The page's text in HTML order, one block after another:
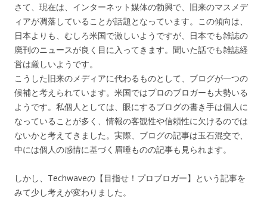
さて、現在は、インターネット媒体の勃興で、旧来のマスメデ
ィアが凋落していることが話題となっています。この傾向は、
日本よりも、むしろ米国で激しいようですが、日本でも雑誌の
廃刊のニュースが良く目に入ってきます。聞いた話でも雑誌経
営は厳しいようです。
こうした旧来のメディアに代わるものとして、ブログが一つの
候補と考えられています。米国ではプロのブロガーも大勢いる
ようです。私個人としては、眼にするブログの書き手は個人に
なっていることが多く、情報の客観性や信頼性に欠けるのでは
ないかと考えてきました。実際、ブログの記事は玉石混交で、
中には個人の感情に基づく眉唾ものの記事も見られます。
しかし、Techwaveの【目指せ！プロブロガー】という記事を
みて少し考えが変わりました。